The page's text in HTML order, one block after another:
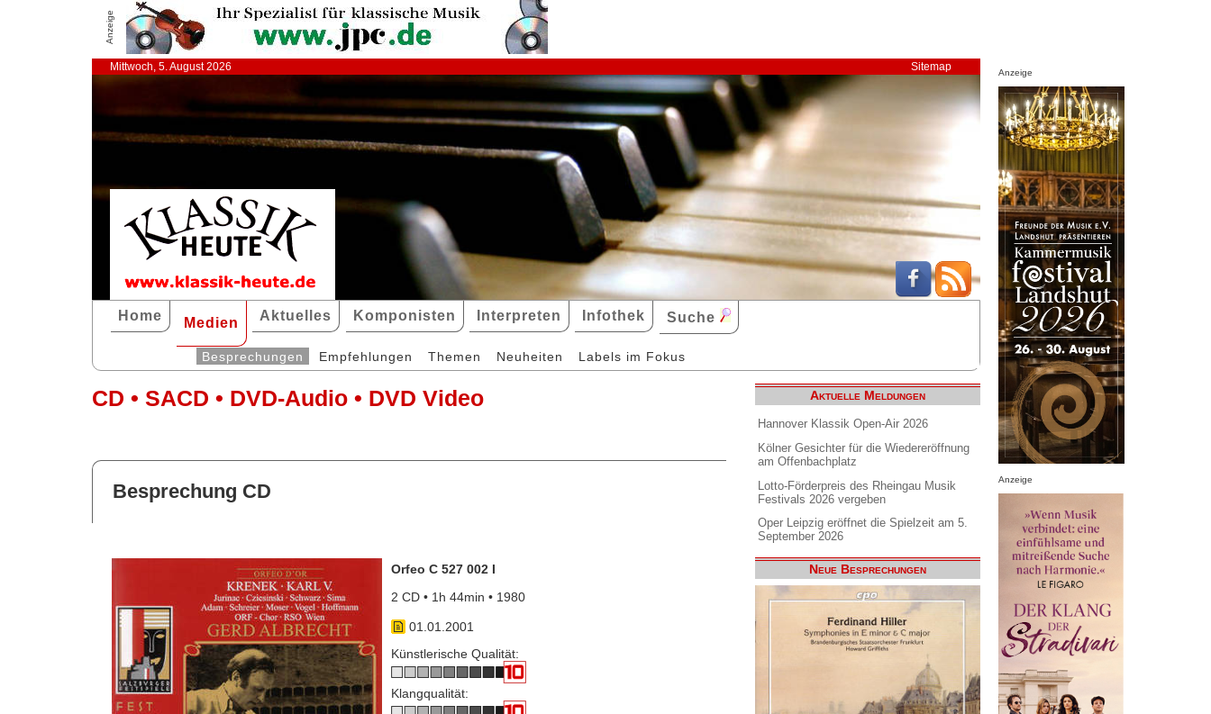
Anzeige
Mittwoch, 5. August 2026 Sitemap
Home Medien Aktuelles Komponisten Interpreten Infothek Suche
Besprechungen Empfehlungen Themen Neuheiten Labels im Fokus
CD • SACD • DVD-Audio • DVD Video
Besprechung CD
Orfeo C 527 002 I
2 CD • 1h 44min • 1980
01.01.2001
Künstlerische Qualität:
Klangqualität:
Aktuelle Meldungen
Hannover Klassik Open-Air 2026
Kölner Gesichter für die Wiedereröffnung
am Offenbachplatz
Lotto-Förderpreis des Rheingau Musik
Festivals 2026 vergeben
Oper Leipzig eröffnet die Spielzeit am 5.
September 2026
Neue Besprechungen
Anzeige
Anzeige